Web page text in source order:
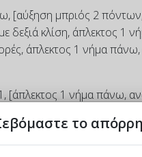
[αύξηση μπριός 2
κλίση, άπλεκτος 1
άπλεκτος 1 νήμα
[άπλεκτος 1 νήμα πάνω,
το